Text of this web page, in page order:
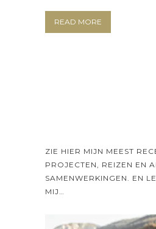
READ MORE
ZIE HIER MIJN MEEST
PROJECTEN, REIZEN EN
SAMENWERKINGEN. EN
MIJ…